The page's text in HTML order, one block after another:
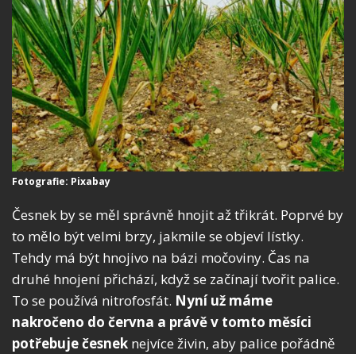
Fotografie: Pixabay
Česnek by se měl správně hnojit až třikrát. Poprvé by
to mělo být velmi brzy, jakmile se objeví lístky.
Tehdy má být hnojivo na bázi močoviny. Čas na
druhé hnojení přichází, když se začínají tvořit palice.
To se používá nitrofosfát. Nyní už máme
nakročeno do června a právě v tomto měsíci
potřebuje česnek nejvíce živin, aby palice pořádně